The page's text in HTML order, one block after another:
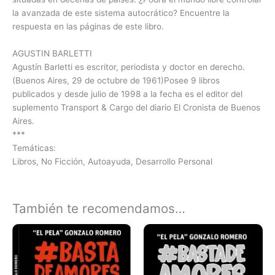
la avanzada de este sistema autocrático? Encuentre la
respuesta en las páginas de este libro.
AGUSTIN BARLETTI
Agustín Barletti es escritor, periodista y doctor en derecho.
(Buenos Aires, 29 de octubre de 1961)Posee 9 libros
publicados y desde julio de 1998 a la fecha es el editor del
suplemento Transport & Cargo del diario El Cronista de Buenos
Aires.
***
Temáticas:
Libros, No Ficción, Autoayuda, Desarrollo Personal
También te recomendamos…